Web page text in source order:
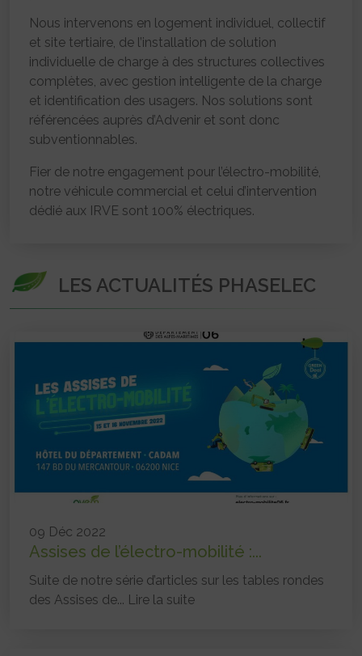
Nous intervenons en logement individuel, collectif
et site tertiaire, de l’installation de solution
individuelle de charge à des structures collectives
complètes, avec gestion intelligente de la charge
et identification des usagers. Nos solutions sont
référencées auprès d’Advenir et sont donc
subventionnables.
Fier de notre engagement pour l’électro-mobilité,
notre véhicule commercial et celui d’intervention
dédié aux IRVE sont 100% électriques.
LES ACTUALITÉS PHASELEC
09 Déc 2022
Assises de l’électro-mobilité :...
Suite de notre série d’articles sur les tables rondes
des Assises de... Lire la suite